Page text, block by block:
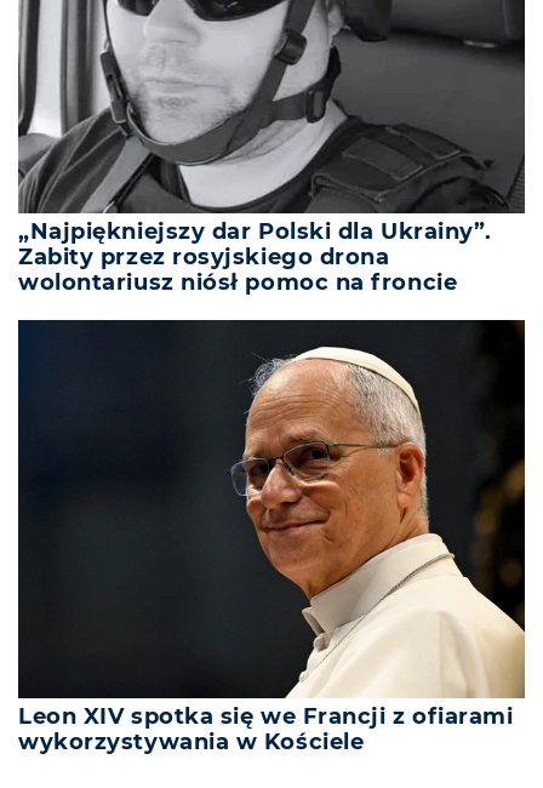
„Najpiękniejszy dar Polski dla Ukrainy”.
Zabity przez rosyjskiego drona
wolontariusz niósł pomoc na froncie
Leon XIV spotka się we Francji z ofiarami
wykorzystywania w Kościele